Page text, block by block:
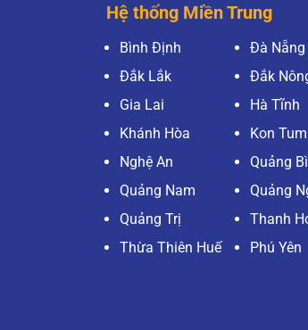
Hệ thống Miền Trung
Bình Định
Đà Nẵng
Đắk Lắk
Đắk
Gia Lai
Hà Tĩnh
Khánh Hòa
Kon Tum
Nghệ An
Quảng
Quảng Nam
Quảng
Quảng Trị
Thanh
Thừa Thiên Huế
Phú Yên